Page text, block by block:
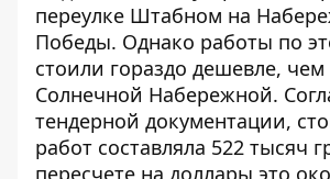
переулке Штабном на
Победы. Однако работы по
стоили гораздо дешевле, чем
Солнечной Набережной.
тендерной документации,
работ составляла 522 тысяч